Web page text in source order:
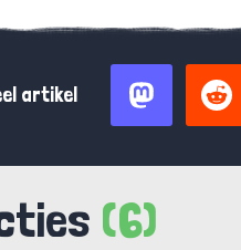
artikel
(6)